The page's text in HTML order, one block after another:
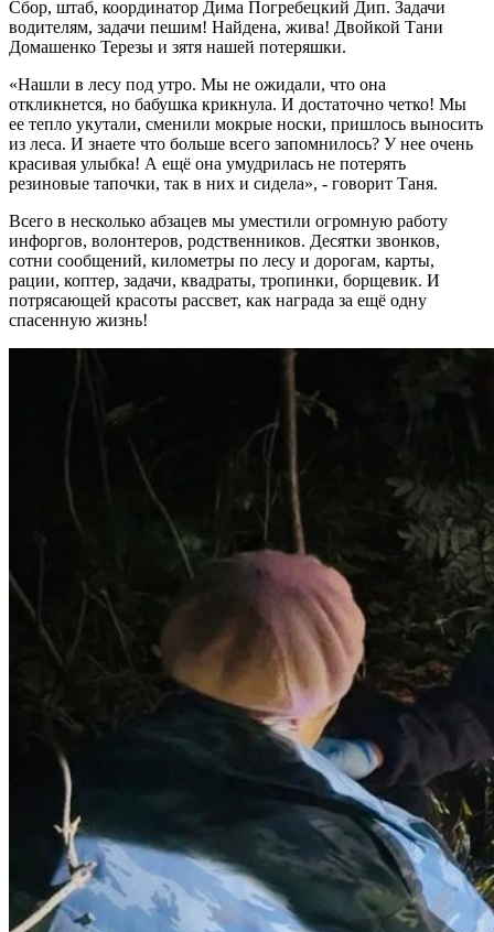
Сбор, штаб, координатор Дима Погребецкий Дип. Задачи
водителям, задачи пешим! Найдена, жива! Двойкой Тани
Домашенко Терезы и зятя нашей потеряшки.
«Нашли в лесу под утро. Мы не ожидали, что она
откликнется, но бабушка крикнула. И достаточно четко! Мы
ее тепло укутали, сменили мокрые носки, пришлось выносить
из леса. И знаете что больше всего запомнилось? У нее очень
красивая улыбка! А ещё она умудрилась не потерять
резиновые тапочки, так в них и сидела», - говорит Таня.
Всего в несколько абзацев мы уместили огромную работу
инфоргов, волонтеров, родственников. Десятки звонков,
сотни сообщений, километры по лесу и дорогам, карты,
рации, коптер, задачи, квадраты, тропинки, борщевик. И
потрясающей красоты рассвет, как награда за ещё одну
спасенную жизнь!